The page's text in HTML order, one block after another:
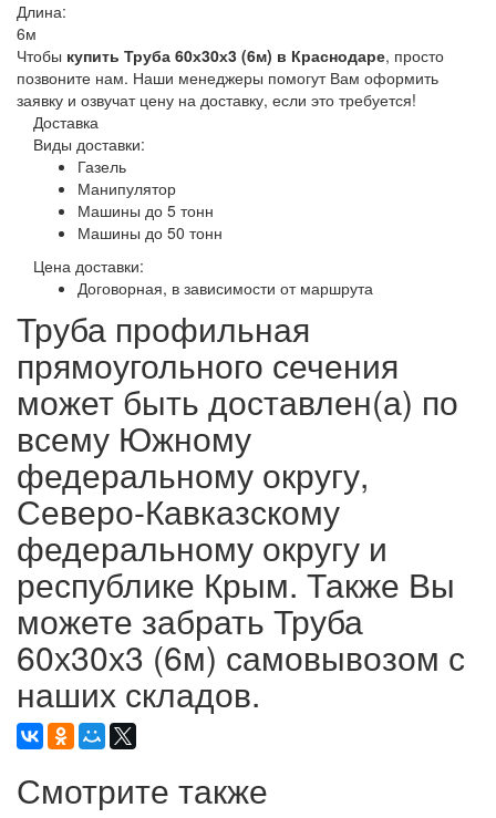
Длина:
6м
Чтобы купить Труба 60х30х3 (6м) в Краснодаре, просто
позвоните нам. Наши менеджеры помогут Вам оформить
заявку и озвучат цену на доставку, если это требуется!
Доставка
Виды доставки:
Газель
Манипулятор
Машины до 5 тонн
Машины до 50 тонн
Цена доставки:
Договорная, в зависимости от маршрута
Труба профильная
прямоугольного сечения
может быть доставлен(а) по
всему Южному
федеральному округу,
Северо-Кавказскому
федеральному округу и
республике Крым. Также Вы
можете забрать Труба
60х30х3 (6м) самовывозом с
наших складов.
Смотрите также